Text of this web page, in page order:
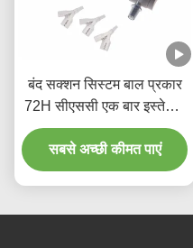
बंद सक्शन सिस्टम बाल प्रकार
72H सीएससी एक बार इस्तेमाल
होने वाली चिकित्सा सामग्री
सबसे अच्छी कीमत पाएं